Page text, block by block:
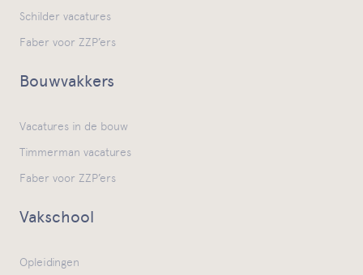
Schilder vacatures
Faber voor ZZP’ers
Bouwvakkers
Vacatures in de bouw
Timmerman vacatures
Faber voor ZZP’ers
Vakschool
Opleidingen